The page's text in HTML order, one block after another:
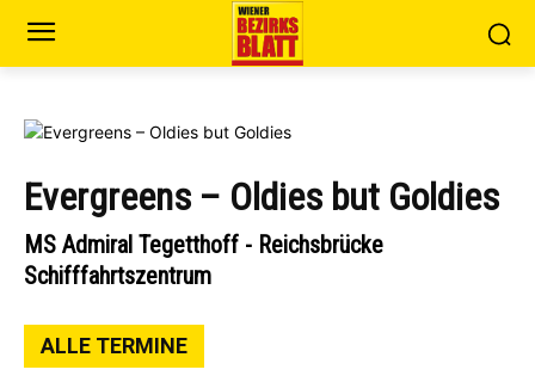
Evergreens – Oldies but Goldies
MS Admiral Tegetthoff - Reichsbrücke
Schifffahrtszentrum
ALLE TERMINE